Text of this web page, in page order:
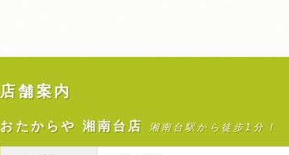
店舗案内
おたからや 湘南台店 湘南台駅から徒歩1分！